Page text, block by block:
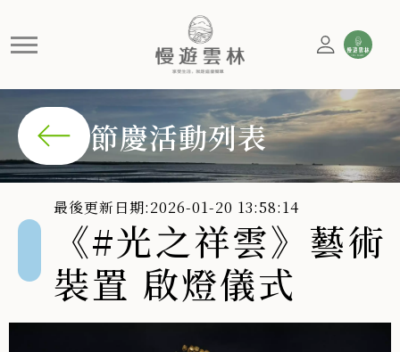
《#光之祥雲》藝術裝置 啟燈
《#光之祥雲》藝術裝置，從百年糖廠出發，把糖的甜、
節慶活動列表
最後更新日期:2026-01-20 13:58:14
《#光之祥雲》藝術
裝置 啟燈儀式